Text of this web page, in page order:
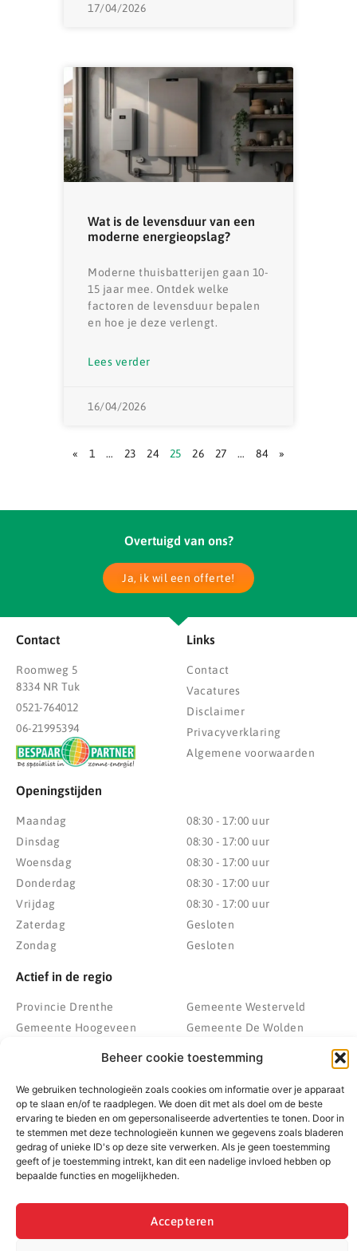
Beheer cookie toestemming
We gebruiken technologieën zoals cookies om informatie over je apparaat
op te slaan en/of te raadplegen. We doen dit met als doel om de beste
ervaring te bieden en om gepersonaliseerde advertenties te tonen. Door in
te stemmen met deze technologieën kunnen we gegevens zoals bladeren
gedrag of unieke ID's op deze site verwerken. Als je geen toestemming
geeft of je toestemming intrekt, kan dit een nadelige invloed hebben op
bepaalde functies en mogelijkheden.
Accepteren
17/04/2026
Wat is de levensduur van een
moderne energieopslag?
Moderne thuisbatterijen gaan 10-
15 jaar mee. Ontdek welke
factoren de levensduur bepalen
en hoe je deze verlengt.
Lees verder
16/04/2026
« 1 … 23 24 25 26 27 … 84 »
Overtuigd van ons?
Ja, ik wil een offerte!
Contact
Roomweg 5
8334 NR Tuk
0521-764012
06-21995394
Links
Contact
Vacatures
Disclaimer
Privacyverklaring
Algemene voorwaarden
Openingstijden
Maandag
Dinsdag
Woensdag
Donderdag
Vrijdag
Zaterdag
Zondag
08:30 - 17:00 uur
08:30 - 17:00 uur
08:30 - 17:00 uur
08:30 - 17:00 uur
08:30 - 17:00 uur
Gesloten
Gesloten
Actief in de regio
Provincie Drenthe
Gemeente Hoogeveen
Gemeente Noordenveld
Gemeente Noordoostpolder
Gemeente Steenwijkerland
Gemeente Weststellingwerf
Gemeente Westerveld
Gemeente De Wolden
Kampen
Emmeloord
Wolvega
© 2022 - 2026 BespaarPartner | Alle rechten voorbehouden